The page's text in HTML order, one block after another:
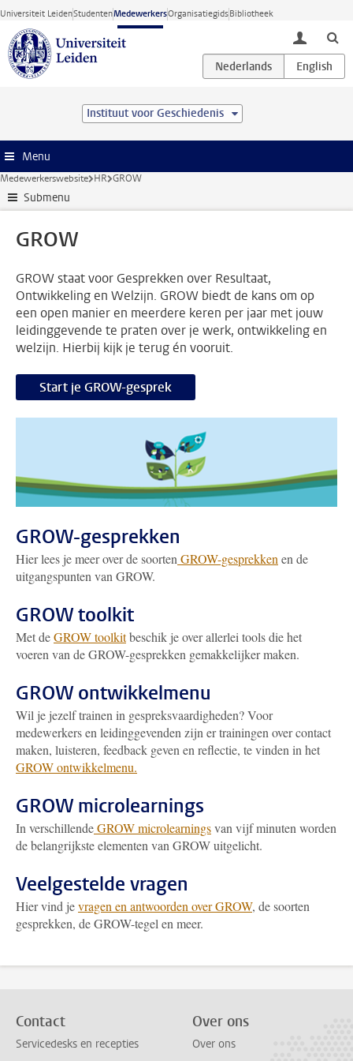
Ga direct naar de inhoud
Universiteit LeidenStudentenMedewerkersOrganisatiegidsBibliotheek
toggle
Instituut voor Geschiedenis
Menu
Medewerkerswebsite HR GROW
Submenu
GROW
GROW staat voor Gesprekken over Resultaat,
Ontwikkeling en Welzijn. GROW biedt de kans om op
een open manier en meerdere keren per jaar met jouw
leidinggevende te praten over je werk, ontwikkeling en
welzijn. Hierbij kijk je terug én vooruit.
Start je GROW-gesprek
GROW-gesprekken
Hier lees je meer over de soorten GROW-gesprekken en de
uitgangspunten van GROW.
GROW toolkit
Met deGROW toolkitbeschik je over allerlei tools die het
voeren van de GROW-gesprekken gemakkelijker maken.
GROW ontwikkelmenu
Wil je jezelf trainen in gespreksvaardigheden? Voor
medewerkers en leidinggevenden zijn er trainingen over contact
maken, luisteren, feedback geven en reflectie, te vinden in het
GROW ontwikkelmenu.
GROW microlearnings
In verschillendeGROW microlearningsvan vijf minuten worden
de belangrijkste elementen van GROW uitgelicht.
Veelgestelde vragen
Hier vind jevragen en antwoorden over GROW, de soorten
gesprekken, de GROW-tegel en meer.
Contact
Servicedesks en recepties
Over ons
Over ons